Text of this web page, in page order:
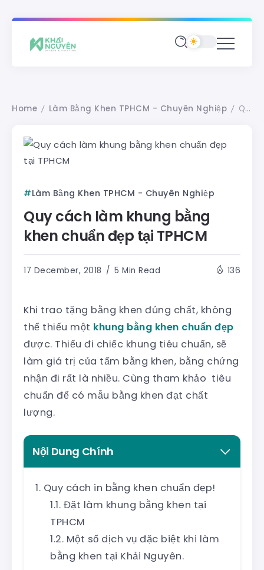
Home / Làm Bằng Khen TPHCM - Chuyên Nghiệp / Quy cách làm khung bằng khen chuẩn đẹp tại TPHCM
Làm Bằng Khen TPHCM - Chuyên Nghiệp
Quy cách làm khung bằng
khen chuẩn đẹp tại TPHCM
17 December, 2018 5 Min Read 136
Khi trao tặng bằng khen đúng chất, không
thể thiếu một khung bằng khen chuẩn đẹp
được. Thiếu đi chiếc khung tiêu chuẩn, sẽ
làm giá trị của tấm bằng khen, bằng chứng
nhận đi rất là nhiều. Cùng tham khảo tiêu
chuẩn để có mẫu bằng khen đạt chất
lượng.
Nội Dung Chính
Quy cách in bằng khen chuẩn đẹp!
Đặt làm khung bằng khen tại
TPHCM
Một số dịch vụ đặc biệt khi làm
bằng khen tại Khải Nguyên.